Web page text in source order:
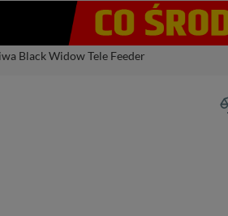
Black Widow Tele Feeder